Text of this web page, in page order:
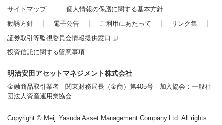
サイトマップ
個人情報の保護に関する基本方針
勧誘方針
電子公告 ご利用にあたって
リンク集
証券取引等監視委員会情報提供窓口
投資信託に関する留意事項
明治安田アセットマネジメント株式会社
金融商品取引業者 関東財務局長（金商）第405号 加入協会：一般社
団法人資産運用業協会
Copyright © Meiji Yasuda Asset Management Company Ltd. All rights